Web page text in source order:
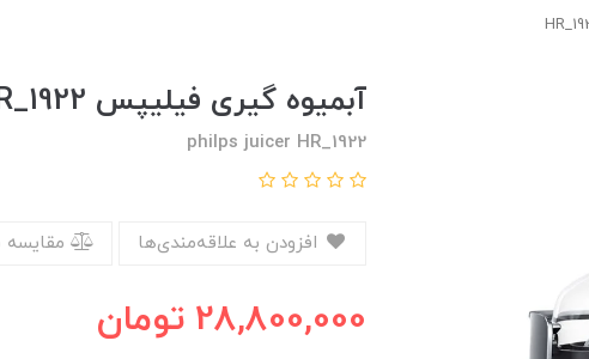
آبمیوه گیری فیلیپس HR_1922
philps juicer HR_1922
28,800,000 تومان